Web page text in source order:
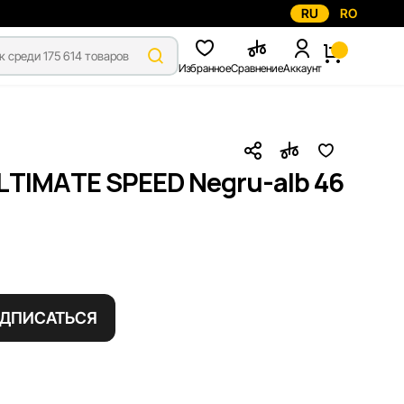
RU RO
ИзбранноеСравнениеАккаунт
SPEED Negru-alb 46